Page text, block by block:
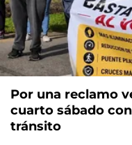
Por una reclamo
cuarto sábado
tránsito